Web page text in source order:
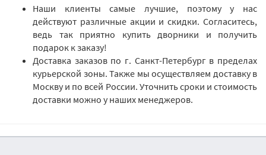
Наши клиенты самые лучшие, поэтому у нас
действуют различные акции и скидки. Согласитесь,
ведь так приятно купить дворники и получить
подарок к заказу!
Доставка заказов по г. Санкт-Петербург в пределах
курьерской зоны. Также мы осуществляем доставку в
Москву и по всей России. Уточнить сроки и стоимость
доставки можно у наших менеджеров.